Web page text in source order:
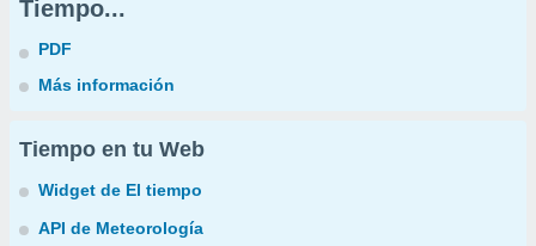
Tiempo...
PDF
Más información
Tiempo en tu Web
Widget de El tiempo
API de Meteorología